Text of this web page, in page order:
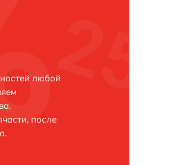
любой
после